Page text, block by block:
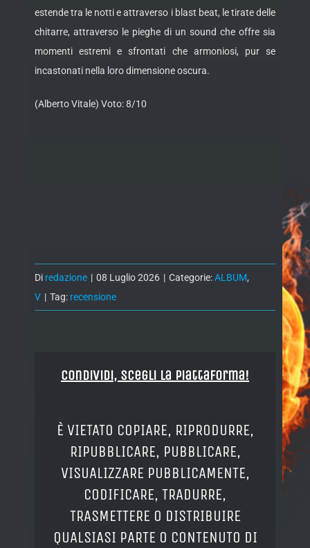
estende tra le notti e attraverso i blast beat, le tirate delle
chitarre, attraverso le pieghe di un sound che offre sia
momenti estremi e sfrontati che armoniosi, pur se
incastonati nella loro dimensione oscura.
(Alberto Vitale) Voto: 8/10
Di redazione | 08 Luglio 2026 | Categorie:ALBUM,
V | Tag: recensione
Condividi, Scegli la piattaforma!
È VIETATO COPIARE, RIPRODURRE,
RIPUBBLICARE, PUBBLICARE,
VISUALIZZARE PUBBLICAMENTE,
CODIFICARE, TRADURRE,
TRASMETTERE O DISTRIBUIRE
QUALSIASI PARTE O CONTENUTO DI